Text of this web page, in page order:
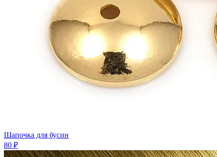
Шапочка для бусин
80 ₽